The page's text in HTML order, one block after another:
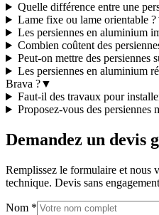
Quelle différence entre une
Lame fixe ou lame orientable ?
Les persiennes en aluminium
Combien coûtent des
Peut-on mettre des persiennes
Les persiennes en aluminium
Brava ?▼
Faut-il des travaux pour
Proposez-vous des persiennes
Demandez un devis
Remplissez le formulaire et nous
technique. Devis sans
Nom *